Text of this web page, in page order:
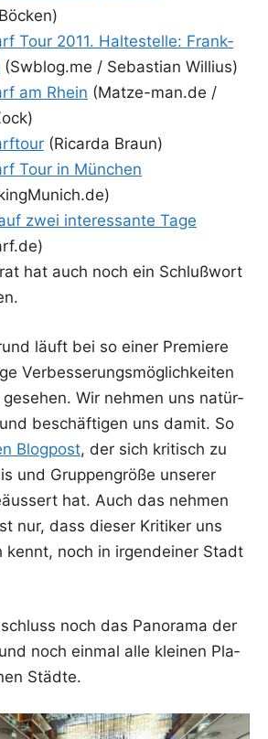
Tour 2011. Hal­te­stel­le: Frank­
(Swblog.me / Sebas­ti­an Willius)
am Rhein (Matze-man.de /
(Ricar­da Braun)
Tour in Mün­chen
zwei inter­es­san­te Tage
hat auch noch ein Schluß­wort
läuft bei so einer Pre­mie­re
Ver­bes­se­rungs­mög­lich­kei­ten
Wir neh­men uns natür­
beschäf­ti­gen uns damit. So
Blog­post, der sich kri­tisch zu
und Grup­pen­grö­ße unse­rer
hat. Auch das neh­men
nur, dass die­ser Kri­ti­ker uns
kennt, noch in irgend­ei­ner Stadt
noch das Pan­ora­ma der
noch ein­mal alle klei­nen Pla­
Städte.